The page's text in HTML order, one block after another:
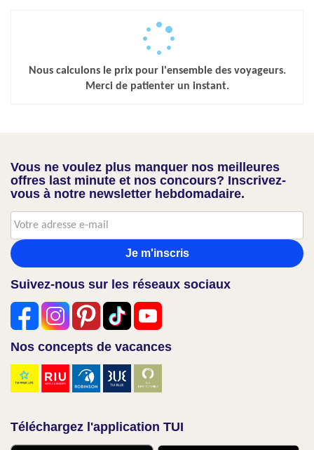
Nous calculons le prix pour l'ensemble des voyageurs.
Merci de patienter un instant.
Vous ne voulez plus manquer nos meilleures
offres last minute et nos concours? Inscrivez-
vous à notre newsletter hebdomadaire.
Je m'inscris
Suivez-nous sur les réseaux sociaux
Nos concepts de vacances
Téléchargez l'application TUI